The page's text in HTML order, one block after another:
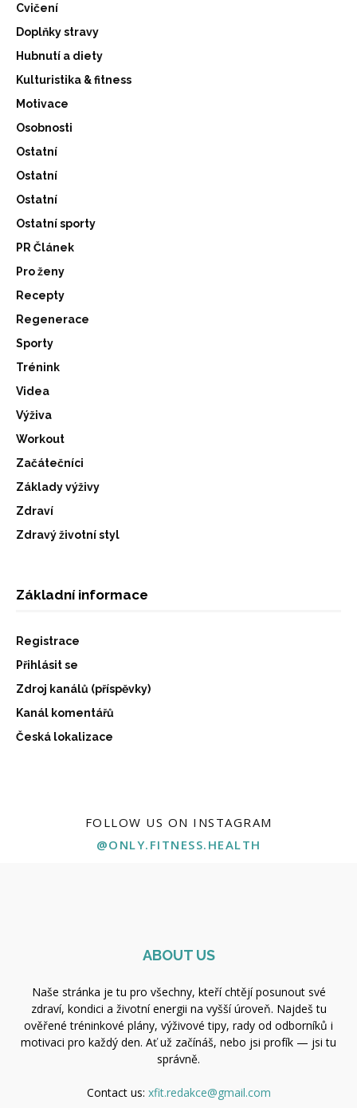
Cvičení
Doplňky stravy
Hubnutí a diety
Kulturistika & fitness
Motivace
Osobnosti
Ostatní
Ostatní
Ostatní
Ostatní sporty
PR Článek
Pro ženy
Recepty
Regenerace
Sporty
Trénink
Videa
Výživa
Workout
Začátečníci
Základy výživy
Zdraví
Zdravý životní styl
Základní informace
Registrace
Přihlásit se
Zdroj kanálů (příspěvky)
Kanál komentářů
Česká lokalizace
FOLLOW US ON INSTAGRAM
@ONLY.FITNESS.HEALTH
ABOUT US
Naše stránka je tu pro všechny, kteří chtějí posunout své
zdraví, kondici a životní energii na vyšší úroveň. Najdeš tu
ověřené tréninkové plány, výživové tipy, rady od odborníků i
motivaci pro každý den. Ať už začínáš, nebo jsi profík — jsi tu
správně.
Contact us: xfit.redakce@gmail.com